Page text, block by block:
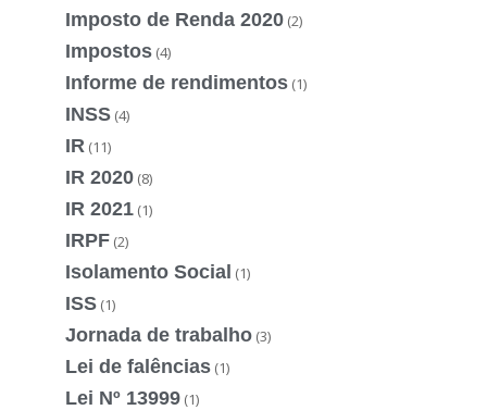
Imposto de Renda 2020 (2)
Impostos (4)
Informe de rendimentos (1)
INSS (4)
IR (11)
IR 2020 (8)
IR 2021 (1)
IRPF (2)
Isolamento Social (1)
ISS (1)
Jornada de trabalho (3)
Lei de falências (1)
Lei Nº 13999 (1)